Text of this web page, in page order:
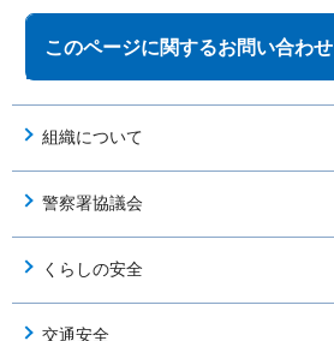
このページに関するお問い合わせ
組織について
警察署協議会
くらしの安全
交通安全